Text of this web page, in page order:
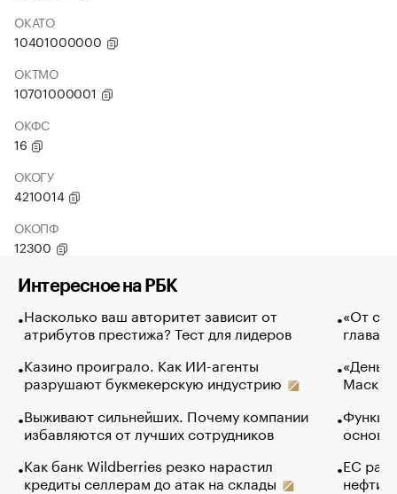
ОКАТО
10401000000
ОКТМО
10701000001
ОКФС
16
ОКОГУ
4210014
ОКОПФ
12300
Интересное на РБК
Насколько ваш авторитет зависит от
атрибутов престижа? Тест для лидеров
Казино проиграло. Как ИИ-агенты
разрушают букмекерскую индустрию
Выживают сильнейших. Почему компании
избавляются от лучших сотрудников
Как банк Wildberries резко нарастил
кредиты селлерам до атак на склады
«От
глава
Маск в
основ
ЕС
нефти